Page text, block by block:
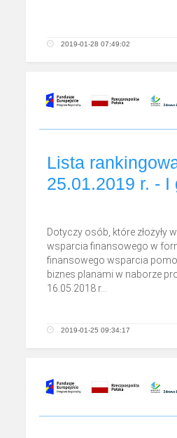
2019-01-28 07:49:02
Lista
25.01.2019 r. - I
Dotyczy osób, które złożyły
wsparcia finansowego w
finansowego wsparcia
biznes planami w naborze
16.05.2018 r...
2019-01-25 09:34:17